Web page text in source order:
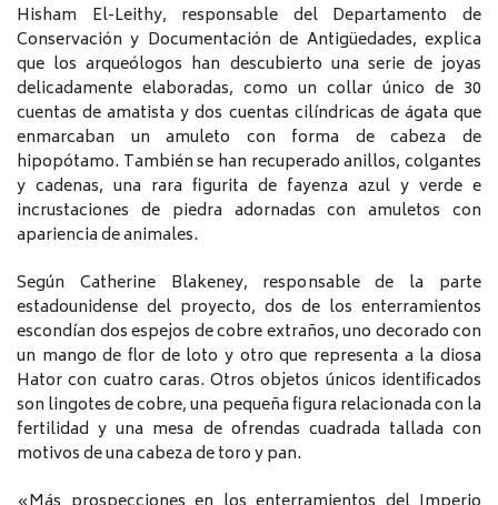
Hisham El-Leithy, responsable del Departamento de
Conservación y Documentación de Antigüedades, explica
que los arqueólogos han descubierto una serie de joyas
delicadamente elaboradas, como un collar único de 30
cuentas de amatista y dos cuentas cilíndricas de ágata que
enmarcaban un amuleto con forma de cabeza de
hipopótamo. También se han recuperado anillos, colgantes
y cadenas, una rara figurita de fayenza azul y verde e
incrustaciones de piedra adornadas con amuletos con
apariencia de animales.
Según Catherine Blakeney, responsable de la parte
estadounidense del proyecto, dos de los enterramientos
escondían dos espejos de cobre extraños, uno decorado con
un mango de flor de loto y otro que representa a la diosa
Hator con cuatro caras. Otros objetos únicos identificados
son lingotes de cobre, una pequeña figura relacionada con la
fertilidad y una mesa de ofrendas cuadrada tallada con
motivos de una cabeza de toro y pan.